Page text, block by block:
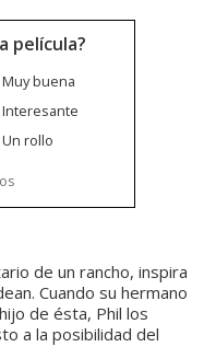
película?
Muy buena
Interesante
Un rollo
de un rancho, inspira
Cuando su hermano
de ésta, Phil los
a la posibilidad del